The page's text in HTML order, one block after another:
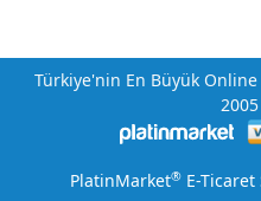
Türkiye'nin En Büyük
PlatinMarket®E-Ticaret